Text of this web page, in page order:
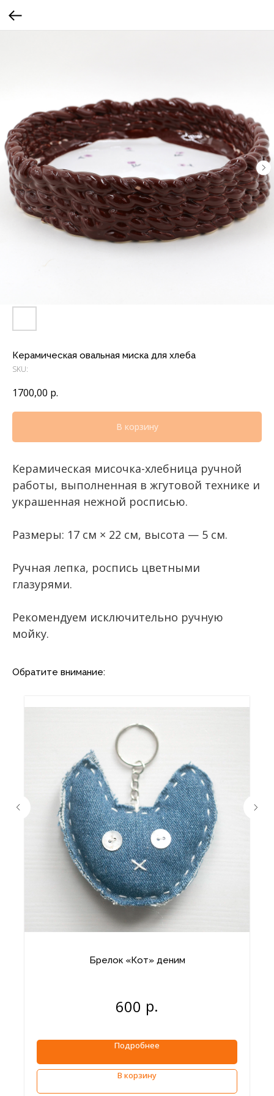
Керамическая овальная миска для хлеба
SKU:
1700,00 р.
В корзину
Керамическая мисочка-хлебница ручной
работы, выполненная в жгутовой технике и
украшенная нежной росписью.
Размеры: 17 см × 22 см, высота — 5 см.
Ручная лепка, роспись цветными
глазурями.
Рекомендуем исключительно ручную
мойку.
Обратите внимание:
Брелок «Кот» деним
600 р.
Подробнее
В корзину